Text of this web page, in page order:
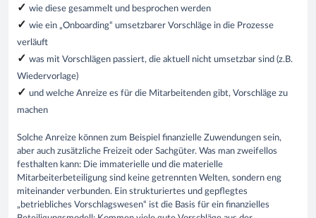
✓ wie diese gesammelt und besprochen werden
✓ wie ein „Onboarding“ umsetzbarer Vorschläge in die Prozesse
verläuft
✓ was mit Vorschlägen passiert, die aktuell nicht umsetzbar sind (z.B.
Wiedervorlage)
✓ und welche Anreize es für die Mitarbeitenden gibt, Vorschläge zu
machen
Solche Anreize können zum Beispiel finanzielle Zuwendungen sein,
aber auch zusätzliche Freizeit oder Sachgüter. Was man zweifellos
festhalten kann: Die immaterielle und die materielle
Mitarbeiterbeteiligung sind keine getrennten Welten, sondern eng
miteinander verbunden. Ein strukturiertes und gepflegtes
„betriebliches Vorschlagswesen“ ist die Basis für ein finanzielles